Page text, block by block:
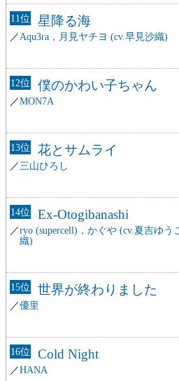
11 星降る海
Aqu3ra，月見ヤチヨ (cv.早見沙織)
12 僕のかわい子ちゃん
MON7A
13 花とサムライ
三山ひろし
14 Ex-Otogibanashi
ryo (supercell)，かぐや (cv.夏吉ゆ
織)
15 世界が終わりました
優里
16 Cold Night
HANA